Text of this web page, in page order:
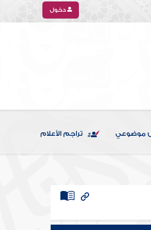
دخول
موضوعي تراجم الأعلام